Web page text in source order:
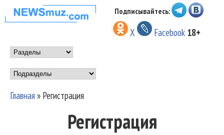
Перейти к основному
содержанию
НОВОСТИ
МУЗЫКИ И
ШОУ БИЗНЕСА
NEWSMUZ.COM
Подписывайтесь:
X Facebook 18+
Main menu
Подразделы
Главная» Регистрация
Регистрация